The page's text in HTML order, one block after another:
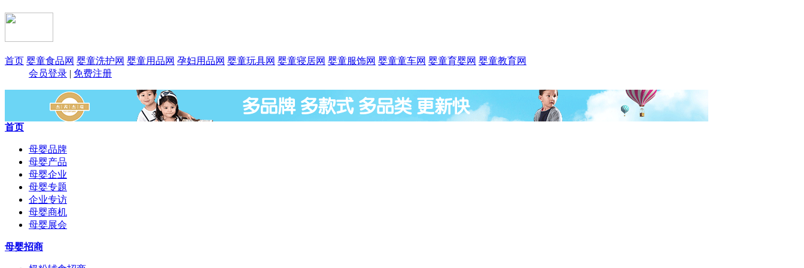
首页 婴童食品网 婴童洗护网 婴童用品网 孕妇用品网 婴童玩具网 婴童寝居网 婴童服饰网 婴童童车网 婴童育婴网 婴童教育网
会员登录 | 免费注册
首页
母婴品牌
母婴产品
母婴企业
母婴专题
企业专访
母婴商机
母婴展会
母婴招商